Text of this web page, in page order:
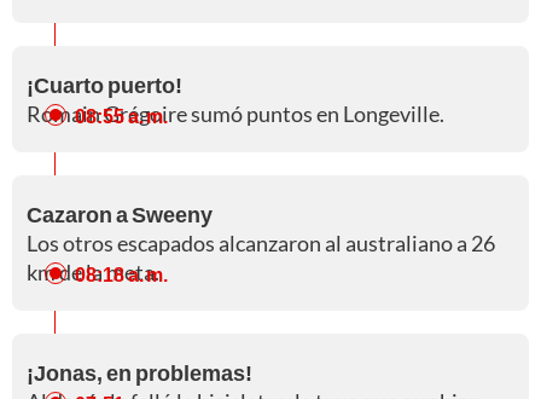
¡Cuarto puerto!
Romain Grégoire sumó puntos en Longeville.
08:55 a. m.
Cazaron a Sweeny
Los otros escapados alcanzaron al australiano a 26
km de la meta.
08:18 a. m.
¡Jonas, en problemas!